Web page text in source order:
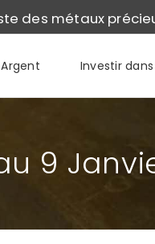
des métaux
Investir dans
9